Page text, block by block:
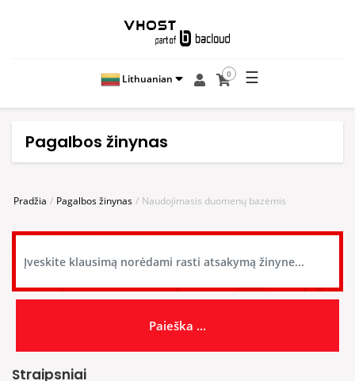
Lithuanian 0 ☰
Pagalbos žinynas
Pradžia Pagalbos žinynas Naudojimasis duomenų bazėmis
Straipsniai